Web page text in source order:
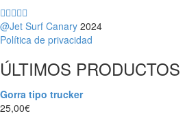
@Jet Surf Canary 2024
Política de privacidad
ÚLTIMOS PRODUCTOS
Gorra tipo trucker
25,00€